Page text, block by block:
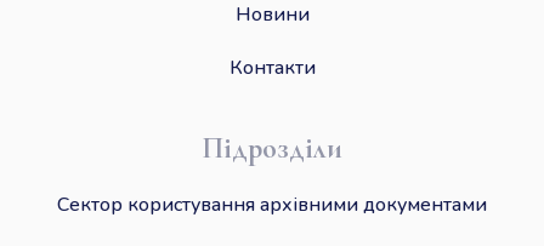
Новини
Контакти
Підрозділи
Сектор користування архівними документами